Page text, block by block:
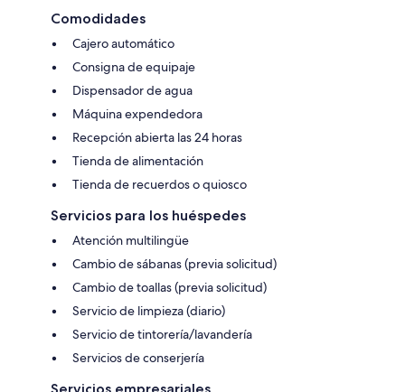
Comodidades
Cajero automático
Consigna de equipaje
Dispensador de agua
Máquina expendedora
Recepción abierta las 24 horas
Tienda de alimentación
Tienda de recuerdos o quiosco
Servicios para los huéspedes
Atención multilingüe
Cambio de sábanas (previa solicitud)
Cambio de toallas (previa solicitud)
Servicio de limpieza (diario)
Servicio de tintorería/lavandería
Servicios de conserjería